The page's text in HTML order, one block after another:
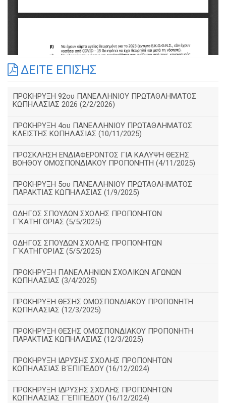
ΔΕΙΤΕ ΕΠΙΣΗΣ
ΠΡΟΚΗΡΥΞΗ 92ου ΠΑΝΕΛΛΗΝΙΟΥ ΠΡΩΤΑΘΛΗΜΑΤΟΣ
ΚΩΠΗΛΑΣΙΑΣ 2026 (2/2/2026)
ΠΡΟΚΗΡΥΞΗ 4ου ΠΑΝΕΛΛΗΝΙΟΥ ΠΡΩΤΑΘΛΗΜΑΤΟΣ
ΚΛΕΙΣΤΗΣ ΚΩΠΗΛΑΣΙΑΣ (10/11/2025)
ΠΡΟΣΚΛΗΣΗ ΕΝΔΙΑΦΕΡΟΝΤΟΣ ΓΙΑ ΚΑΛΥΨΗ ΘΕΣΗΣ
ΒΟΗΘΟΥ ΟΜΟΣΠΟΝΔΙΑΚΟΥ ΠΡΟΠΟΝΗΤΗ (4/11/2025)
ΠΡΟΚΗΡΥΞΗ 5ου ΠΑΝΕΛΛΗΝΙΟΥ ΠΡΩΤΑΘΛΗΜΑΤΟΣ
ΠΑΡΑΚΤΙΑΣ ΚΩΠΗΛΑΣΙΑΣ (1/9/2025)
ΟΔΗΓΟΣ ΣΠΟΥΔΩΝ ΣΧΟΛΗΣ ΠΡΟΠΟΝΗΤΩΝ
Γ΄ΚΑΤΗΓΟΡΙΑΣ (5/5/2025)
ΟΔΗΓΟΣ ΣΠΟΥΔΩΝ ΣΧΟΛΗΣ ΠΡΟΠΟΝΗΤΩΝ
Γ΄ΚΑΤΗΓΟΡΙΑΣ (5/5/2025)
ΠΡΟΚΗΡΥΞΗ ΠΑΝΕΛΛΗΝΙΩΝ ΣΧΟΛΙΚΩΝ ΑΓΩΝΩΝ
ΚΩΠΗΛΑΣΙΑΣ (3/4/2025)
ΠΡΟΚΗΡΥΞΗ ΘΕΣΗΣ ΟΜΟΣΠΟΝΔΙΑΚΟΥ ΠΡΟΠΟΝΗΤΗ
ΚΩΠΗΛΑΣΙΑΣ (12/3/2025)
ΠΡΟΚΗΡΥΞΗ ΘΕΣΗΣ ΟΜΟΣΠΟΝΔΙΑΚΟΥ ΠΡΟΠΟΝΗΤΗ
ΠΑΡΑΚΤΙΑΣ ΚΩΠΗΛΑΣΙΑΣ (12/3/2025)
ΠΡΟΚΗΡΥΞΗ ΙΔΡΥΣΗΣ ΣΧΟΛΗΣ ΠΡΟΠΟΝΗΤΩΝ
ΚΩΠΗΛΑΣΙΑΣ Β΄ΕΠΙΠΕΔΟΥ (16/12/2024)
ΠΡΟΚΗΡΥΞΗ ΙΔΡΥΣΗΣ ΣΧΟΛΗΣ ΠΡΟΠΟΝΗΤΩΝ
ΚΩΠΗΛΑΣΙΑΣ Γ΄ΕΠΙΠΕΔΟΥ (16/12/2024)